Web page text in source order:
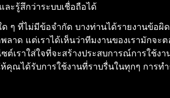
ะรู้สึกว่าระบบเชื่อถือได้
ๆ ที่ไม่มีข้อจำกัด บางท่านได้รายงานข้อผิ
ลาด แต่เราได้เห็นว่าทีมงานของเรามักจ
ซต์เราใส่ใจที่จะสร้างประสบการณ์การใช้
คุณได้รับการใช้งานที่ราบรื่นในทุกๆ การท